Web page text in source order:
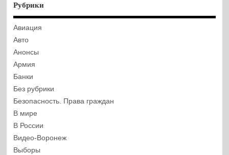
Рубрики
Авиация
Авто
Анонсы
Армия
Банки
Без рубрики
Безопасность. Права граждан
В мире
В России
Видео-Воронеж
Выборы